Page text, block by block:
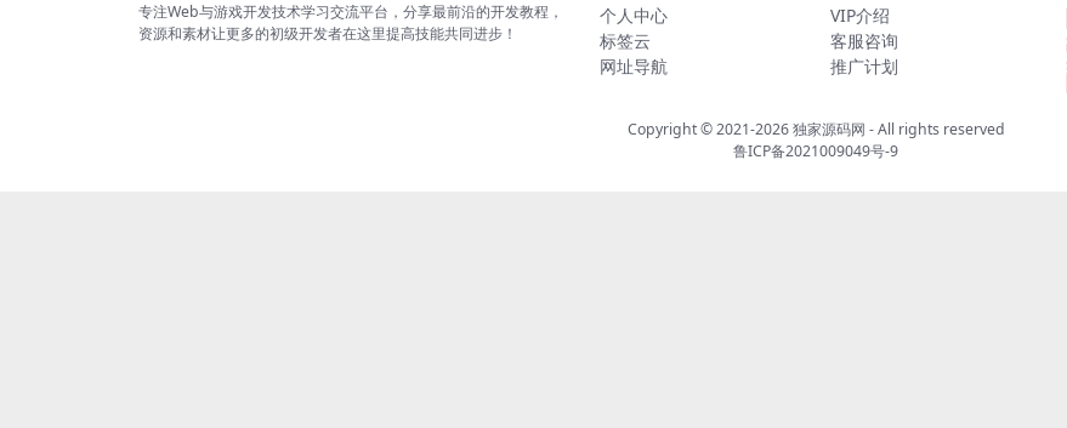
专注Web与游戏开发技术学习交流平台，分享最前沿的开发教程，
资源和素材让更多的初级开发者在这里提高技能共同进步！
个人中心
标签云
网址导航
VIP介绍
客服咨询
推广计划
Copyright © 2021-2026独家源码网 - All rights reserved
鲁ICP备2021009049号-9